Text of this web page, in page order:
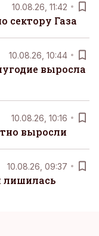
10.08.26, 11:42
сектору Газа
10.08.26, 10:44
выросла
10.08.26, 10:16
выросли
10.08.26, 09:37
лишилась